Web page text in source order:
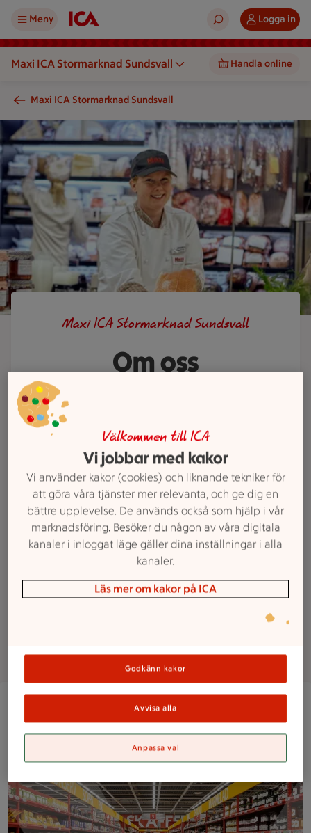
Meny Logga in
Maxi ICA Stormarknad Sundsvall Handla online
Maxi ICA Stormarknad Sundsvall
En person i kockkläder håller ett bröd i en butik med
Om oss
Maxi ICA Stormarknad Sundsvall
Maxi ICA Stormarknad Sundsvall
med ett brett sortiment av varor
för alla tillfällen till låga priser.
Avdelningar
En person handlar i en matvarubutik med långa hyllrader
Välkommen till ICA
Vi jobbar med kakor
Vi använder kakor (cookies) och liknande tekniker för
att göra våra tjänster mer relevanta, och ge dig en
bättre upplevelse. De används också som hjälp i vår
marknadsföring. Besöker du någon av våra digitala
kanaler i inloggat läge gäller dina inställningar i alla
kanaler.
Läs mer om kakor på ICA
Godkänn kakor
Avvisa alla
Anpassa val